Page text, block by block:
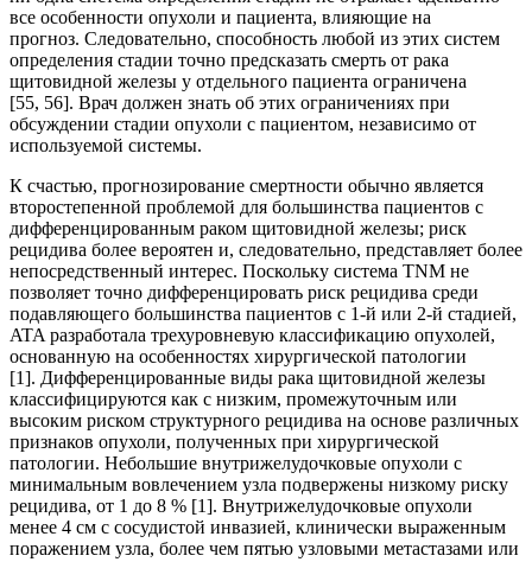
все особенности опухоли и пациента, влияющие на
прогноз. Следовательно, способность любой из этих систем
определения стадии точно предсказать смерть от рака
щитовидной железы у отдельного пациента ограничена
[55, 56]. Врач должен знать об этих ограничениях при
обсуждении стадии опухоли с пациентом, независимо от
используемой системы.
К счастью, прогнозирование смертности обычно является
второстепенной проблемой для большинства пациентов с
дифференцированным раком щитовидной железы; риск
рецидива более вероятен и, следовательно, представляет более
непосредственный интерес. Поскольку система TNM не
позволяет точно дифференцировать риск рецидива среди
подавляющего большинства пациентов с 1-й или 2-й стадией,
ATA разработала трехуровневую классификацию опухолей,
основанную на особенностях хирургической патологии
[1]. Дифференцированные виды рака щитовидной железы
классифицируются как с низким, промежуточным или
высоким риском структурного рецидива на основе различных
признаков опухоли, полученных при хирургической
патологии. Небольшие внутрижелудочковые опухоли с
минимальным вовлечением узла подвержены низкому риску
рецидива, от 1 до 8 % [1]. Внутрижелудочковые опухоли
менее 4 см с сосудистой инвазией, клинически выраженным
поражением узла, более чем пятью узловыми метастазами или